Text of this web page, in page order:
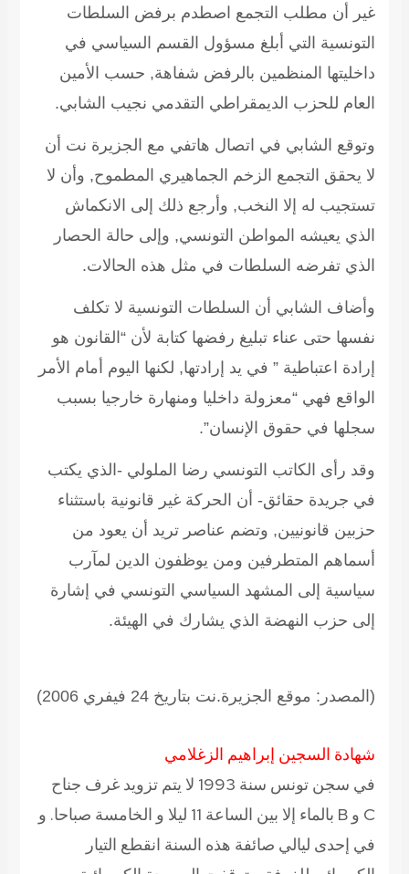
غير أن مطلب التجمع اصطدم برفض السلطات
التونسية التي أبلغ مسؤول القسم السياسي في
داخليتها المنظمين بالرفض شفاهة, حسب الأمين
العام للحزب الديمقراطي التقدمي نجيب الشابي.
وتوقع الشابي في اتصال هاتفي مع الجزيرة نت أن
لا يحقق التجمع الزخم الجماهيري المطموح, وأن لا
تستجيب له إلا النخب, وأرجع ذلك إلى الانكماش
الذي يعيشه المواطن التونسي, وإلى حالة الحصار
الذي تفرضه السلطات في مثل هذه الحالات.
وأضاف الشابي أن السلطات التونسية لا تكلف
نفسها حتى عناء تبليغ رفضها كتابة لأن “القانون هو
إرادة اعتباطية ” في يد إرادتها, لكنها اليوم أمام الأمر
الواقع فهي “معزولة داخليا ومنهارة خارجيا بسبب
سجلها في حقوق الإنسان”.
وقد رأى الكاتب التونسي رضا الملولي -الذي يكتب
في جريدة حقائق- أن الحركة غير قانونية باستثناء
حزبين قانونيين, وتضم عناصر تريد أن يعود من
أسماهم المتطرفين ومن يوظفون الدين لمآرب
سياسية إلى المشهد السياسي التونسي في إشارة
إلى حزب النهضة الذي يشارك في الهيئة.
(المصدر: موقع الجزيرة.نت بتاريخ 24 فيفري 2006)
شهادة السجين إبراهيم الزغلامي
في سجن تونس سنة 1993 لا يتم تزويد غرف جناح
C و B بالماء إلا بين الساعة 11 ليلا و الخامسة صباحا. و
في إحدى ليالي صائفة هذه السنة انقطع التيار